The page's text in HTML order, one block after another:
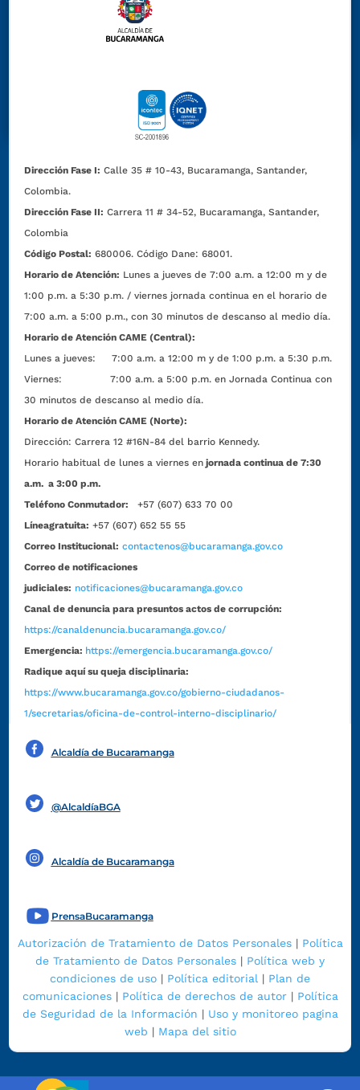
Dirección Fase I: Calle 35 # 10-43, Bucaramanga, Santander,
Colombia.
Dirección Fase II: Carrera 11 # 34-52, Bucaramanga, Santander,
Colombia
Código Postal: 680006. Código Dane: 68001.
Horario de Atención: Lunes a jueves de 7:00 a.m. a 12:00 m y de
1:00 p.m. a 5:30 p.m. / viernes jornada continua en el horario de
7:00 a.m. a 5:00 p.m., con 30 minutos de descanso al medio día.
Horario de Atención CAME (Central):
Lunes a jueves: 7:00 a.m. a 12:00 m y de 1:00 p.m. a 5:30 p.m.
Viernes: 7:00 a.m. a 5:00 p.m. en Jornada Continua con
30 minutos de descanso al medio día.
Horario de Atención CAME (Norte):
Dirección:Carrera 12 #16N-84 del barrio Kennedy.
Horario habitual de lunes a viernes en jornada continua de 7:30
a.m. a 3:00 p.m.
Teléfono Conmutador:
+57 (607) 633 70 00
Líneagratuita: +57 (607) 652 55 55
Correo Institucional: contactenos@bucaramanga.gov.co
Correo de notificaciones
judiciales: notificaciones@bucaramanga.gov.co
Canal de denuncia para presuntos actos de corrupción:
https://canaldenuncia.bucaramanga.gov.co/
Emergencia: https://emergencia.bucaramanga.gov.co/
Radique aquí su queja disciplinaria:
https://www.bucaramanga.gov.co/gobierno-ciudadanos-
1/secretarias/oficina-de-control-interno-disciplinario/
Alcaldía de Bucaramanga
@AlcaldíaBGA
Alcaldía de Bucaramanga
PrensaBucaramanga
Autorización de Tratamiento de Datos Personales| Política
de Tratamiento de Datos Personales | Política web y
condiciones de uso | Política editorial | Plan de
comunicaciones| Política de derechos de autor| Política
de Seguridad de la Información | Uso y monitoreo pagina
web | Mapa del sitio